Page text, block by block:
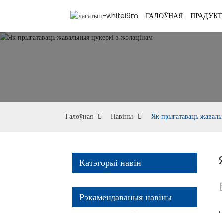
ГАЛОЎНАЯ
Галоўная Навіны Як прыгатаваць
Катэгорыі навін
Рэкамендаваныя навіны